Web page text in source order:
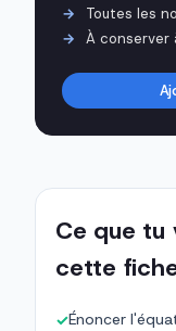
Toutes les
À conserver
Ce que tu
cette
✓Énoncer